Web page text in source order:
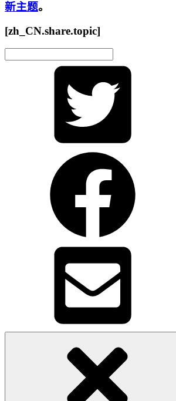
新主题。
[zh_CN.share.topic]